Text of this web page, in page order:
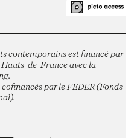
contemporains est financé par
de-France avec la
par le FEDER (Fonds